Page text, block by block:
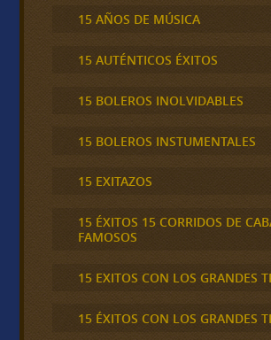
15 AÑOS DE MÚSICA
15 AUTÉNTICOS ÉXITOS
15 BOLEROS INOLVIDABLES
15 BOLEROS INSTUMENTALES
15 EXITAZOS
15 ÉXITOS 15 CORRIDOS DE
FAMOSOS
15 EXITOS CON LOS GRANDES
15 ÉXITOS CON LOS GRANDES